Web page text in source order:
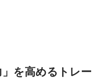
」を高めるトレー